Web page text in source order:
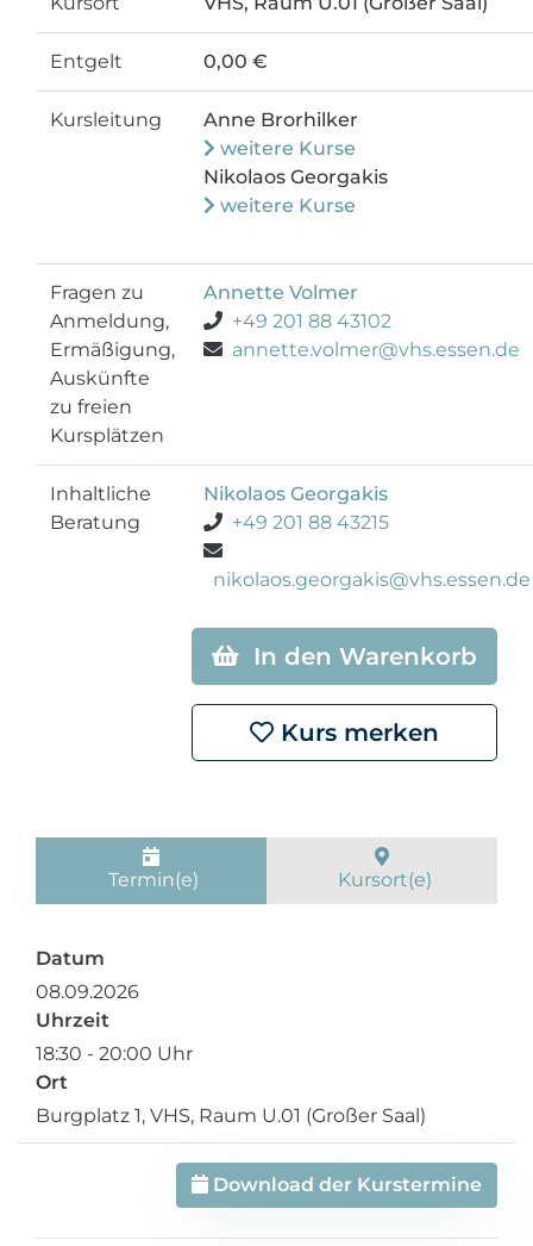
Entgelt 0,00 €
Kursleitung
Anne Brorhilker
weitere Kurse
Nikolaos Georgakis
weitere Kurse
Fragen zu
Anmeldung,
Ermäßigung,
Auskünfte
zu freien
Kursplätzen
Annette Volmer
+49 201 88 43102
annette.volmer@vhs.essen.de
Inhaltliche
Beratung
Nikolaos Georgakis
+49 201 88 43215
nikolaos.georgakis@vhs.essen.de
In den Warenkorb
Kurs merken
Termin(e) Kursort(e)
Datum
08.09.2026
Uhrzeit
18:30 - 20:00 Uhr
Ort
Burgplatz 1, VHS, Raum U.01 (Großer Saal)
Download der Kurstermine